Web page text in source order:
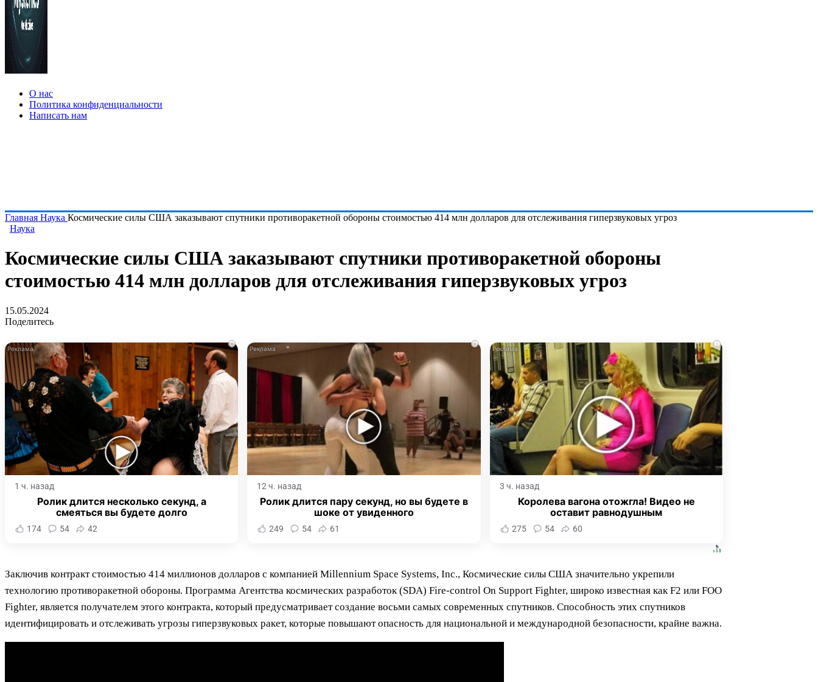
О нас
Политика конфиденциальности
Написать нам
Главная Наука Космические силы США заказывают спутники противоракетной обороны стоимостью 414 млн долларов для отслеживания гиперзвуковых угроз
Наука
Космические силы США заказывают спутники противоракетной обороны
стоимостью 414 млн долларов для отслеживания гиперзвуковых угроз
15.05.2024
Поделитесь
i
1 ч. назад
Ролик длится несколько секунд, а
смеяться вы будете долго
174 54 42
i
12 ч. назад
Ролик длится пару секунд, но вы будете в
шоке от увиденного
249 54 61
i
3 ч. назад
Королева вагона отожгла! Видео не
оставит равнодушным
275 54 60
Заключив контракт стоимостью 414 миллионов долларов с компанией Millennium Space Systems, Inc., Космические силы США значительно укрепили
технологию противоракетной обороны. Программа Агентства космических разработок (SDA) Fire-control On Support Fighter, широко известная как F2 или FOO
Fighter, является получателем этого контракта, который предусматривает создание восьми самых современных спутников. Способность этих спутников
идентифицировать и отслеживать угрозы гиперзвуковых ракет, которые повышают опасность для национальной и международной безопасности, крайне важна.